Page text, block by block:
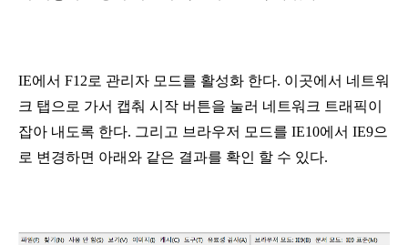
IE에서 F12로 관리자 모드를 활성화 한다. 이곳에서 네트워
크 탭으로 가서 캡춰 시작 버튼을 눌러 네트워크 트래픽이
잡아 내도록 한다. 그리고 브라우저 모드를 IE10에서 IE9으
로 변경하면 아래와 같은 결과를 확인 할 수 있다.